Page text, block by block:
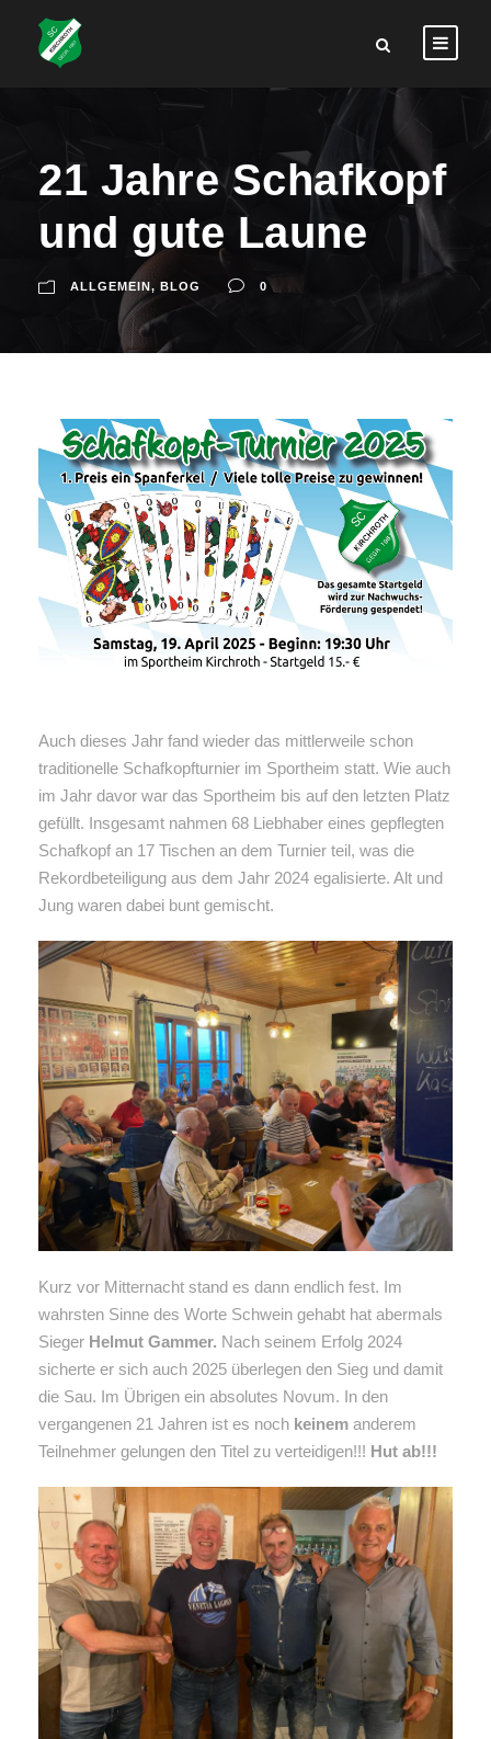
21 Jahre Schafkopf
und gute Laune
ALLGEMEIN, BLOG 0
Auch dieses Jahr fand wieder das mittlerweile schon
traditionelle Schafkopfturnier im Sportheim statt. Wie auch
im Jahr davor war das Sportheim bis auf den letzten Platz
gefüllt. Insgesamt nahmen 68 Liebhaber eines gepflegten
Schafkopf an 17 Tischen an dem Turnier teil, was die
Rekordbeteiligung aus dem Jahr 2024 egalisierte. Alt und
Jung waren dabei bunt gemischt.
Kurz vor Mitternacht stand es dann endlich fest. Im
wahrsten Sinne des Worte Schwein gehabt hat abermals
Sieger Helmut Gammer. Nach seinem Erfolg 2024
sicherte er sich auch 2025 überlegen den Sieg und damit
die Sau. Im Übrigen ein absolutes Novum. In den
vergangenen 21 Jahren ist es noch keinem anderem
Teilnehmer gelungen den Titel zu verteidigen!!! Hut ab!!!